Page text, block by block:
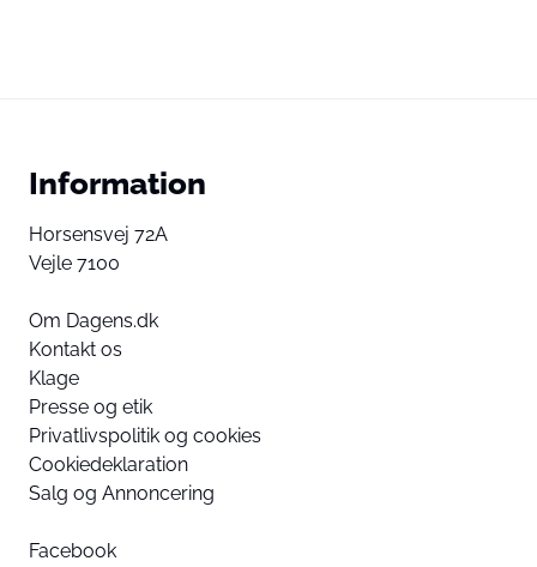
Information
Horsensvej 72A
Vejle 7100
Om Dagens.dk
Kontakt os
Klage
Presse og etik
Privatlivspolitik og cookies
Cookiedeklaration
Salg og Annoncering
Facebook